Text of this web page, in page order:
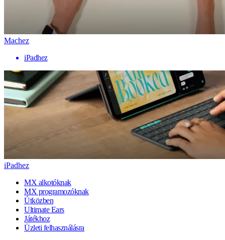
Machez
iPadhez
iPadhez
MX alkotóknak
MX programozóknak
Útközben
Ultimate Ears
Játékhoz
Üzleti felhasználásra